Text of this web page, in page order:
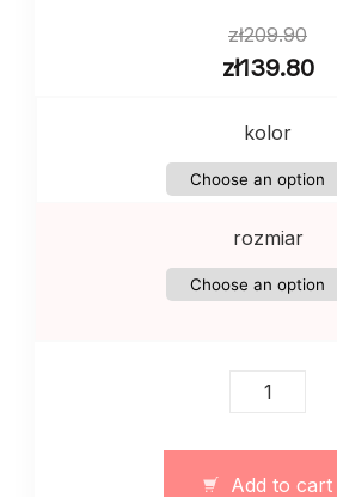
zł209.90
zł139.80
kolor
rozmiar
Sweterek
Add to cart